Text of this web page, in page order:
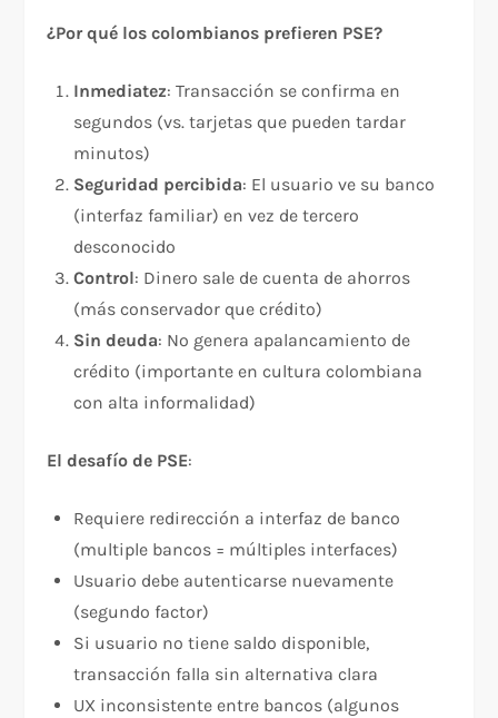
¿Por qué los colombianos prefieren PSE?
Inmediatez: Transacción se confirma en
segundos (vs. tarjetas que pueden tardar
minutos)
Seguridad percibida: El usuario ve su banco
(interfaz familiar) en vez de tercero
desconocido
Control: Dinero sale de cuenta de ahorros
(más conservador que crédito)
Sin deuda: No genera apalancamiento de
crédito (importante en cultura colombiana
con alta informalidad)​
El desafío de PSE:
Requiere redirección a interfaz de banco
(multiple bancos = múltiples interfaces)
Usuario debe autenticarse nuevamente
(segundo factor)
Si usuario no tiene saldo disponible,
transacción falla sin alternativa clara
UX inconsistente entre bancos (algunos